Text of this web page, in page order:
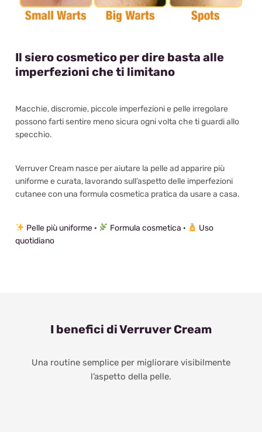
Il siero cosmetico per dire basta alle
imperfezioni che ti limitano
Macchie, discromie, piccole imperfezioni e pelle irregolare
possono farti sentire meno sicura ogni volta che ti guardi allo
specchio.
Verruver Cream nasce per aiutare la pelle ad apparire più
uniforme e curata, lavorando sull’aspetto delle imperfezioni
cutanee con una formula cosmetica pratica da usare a casa.
Pelle più uniforme · Formula cosmetica ·
Uso
quotidiano
I benefici di Verruver Cream
Una routine semplice per migliorare visibilmente
l’aspetto della pelle.